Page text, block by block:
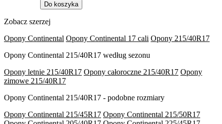
Do koszyka
Zobacz szerzej
Opony Continental Opony Continental 17 cali Opony 215/40R17
Opony Continental 215/40R17 według sezonu
Opony letnie 215/40R17 Opony całoroczne 215/40R17 Opony
zimowe 215/40R17
Opony Continental 215/40R17 - podobne rozmiary
Opony Continental 215/45R17 Opony Continental 215/50R17